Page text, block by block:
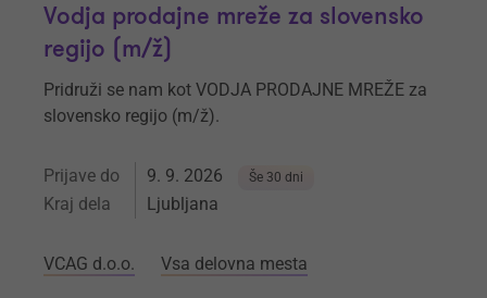
Vodja prodajne mreže za slovensko
regijo (m/ž)
Pridruži se nam kot VODJA PRODAJNE MREŽE za
slovensko regijo (m/ž).
Prijave do 9. 9. 2026 Še 30 dni
Kraj dela Ljubljana
VCAG d.o.o. Vsa delovna mesta